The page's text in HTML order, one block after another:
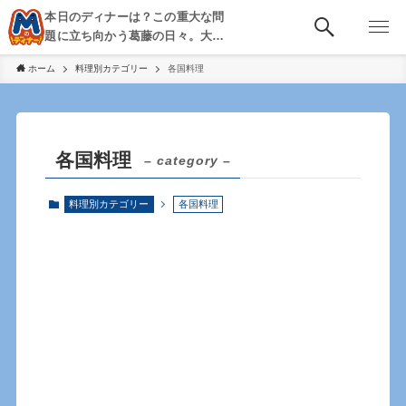
本日のディナーは？この重大な問
題に立ち向かう葛藤の日々。大
阪・京都・神戸を中心とした食べ
歩き、飲み歩きを綴る。
ホーム 料理別カテゴリー 各国料理
各国料理 – category –
料理別カテゴリー 各国料理